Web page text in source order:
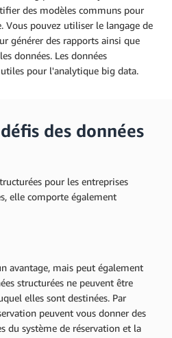
des modèles communs pour
pouvez utiliser le langage de
générer des rapports ainsi que
données. Les données
pour l'analytique big data.
des données
pour les entreprises
elle comporte également
avantage, mais peut également
structurées ne peuvent être
elles sont destinées. Par
peuvent vous donner des
du système de réservation et la